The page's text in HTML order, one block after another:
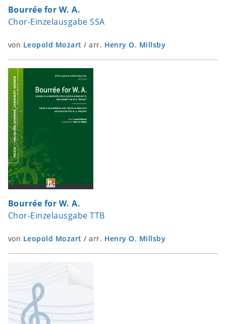
Bourrée for W. A.
Chor-Einzelausgabe SSA
von Leopold Mozart /arr. Henry O. Millsby
Bourrée for W. A.
Chor-Einzelausgabe TTB
von Leopold Mozart /arr. Henry O. Millsby